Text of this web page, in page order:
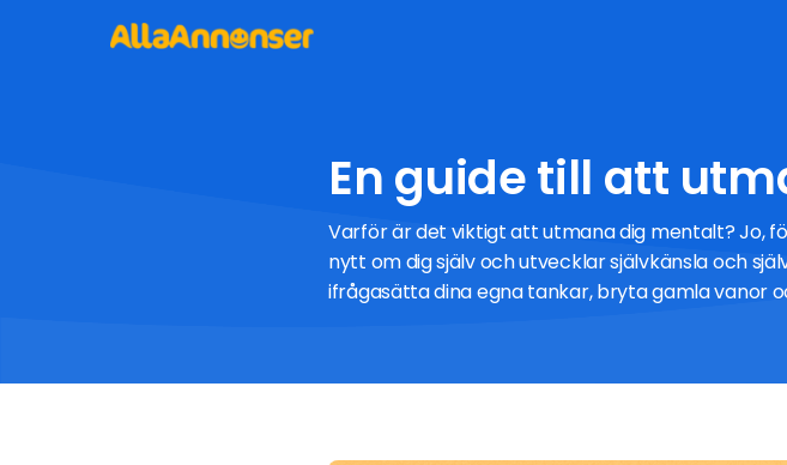
En guide till att
Varför är det viktigt att utmana dig mentalt? Jo,
nytt om dig själv och utvecklar självkänsla och
ifrågasätta dina egna tankar, bryta gamla vanor